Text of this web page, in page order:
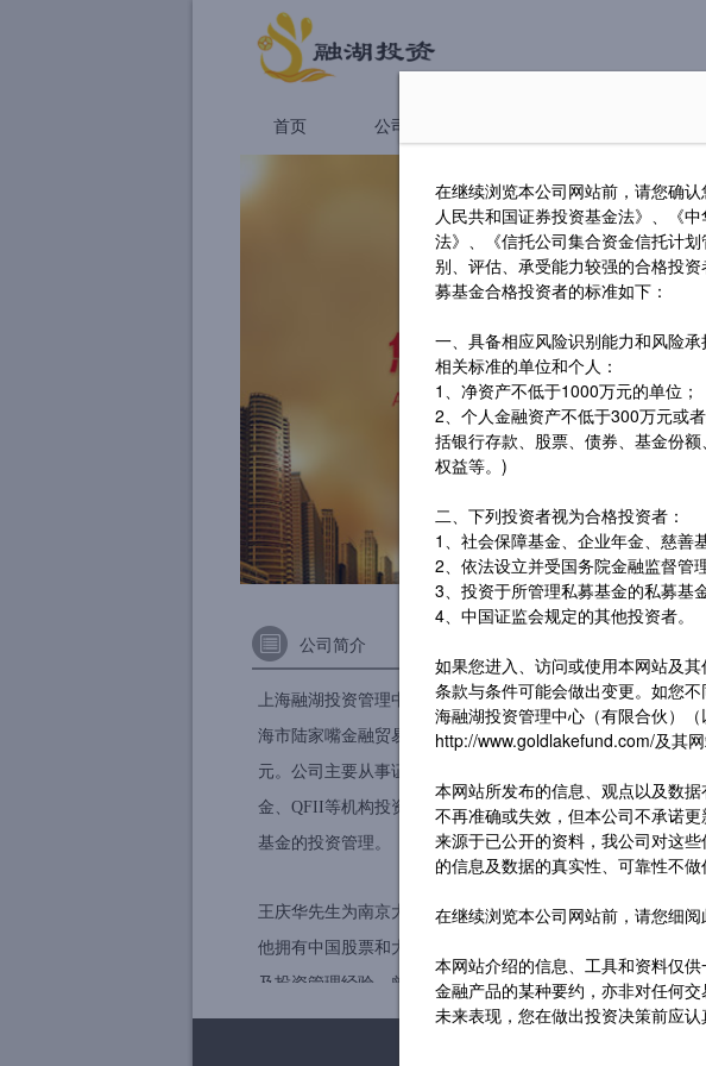
在继续浏览本公司网站前，请您确
人民共和国证券投资基金法》、《
法》、《信托公司集合资金信托计
别、评估、承受能力较强的合格投
募基金合格投资者的标准如下：
一、具备相应风险识别能力和风险
相关标准的单位和个人：
1、净资产不低于1000万元的单位；
2、个人金融资产不低于300万元或
括银行存款、股票、债券、基金份
权益等。)
二、下列投资者视为合格投资者：
1、社会保障基金、企业年金、慈善
2、依法设立并受国务院金融监督管
3、投资于所管理私募基金的私募基
4、中国证监会规定的其他投资者。
如果您进入、访问或使用本网站及
条款与条件可能会做出变更。如您
海融湖投资管理中心（有限合伙）
http://www.goldlakefund.com/及其
本网站所发布的信息、观点以及数
不再准确或失效，但本公司不承诺
来源于已公开的资料，我公司对这
的信息及数据的真实性、可靠性不做
在继续浏览本公司网站前，请您细
本网站介绍的信息、工具和资料仅
金融产品的某种要约，亦非对任何
未来表现，您在做出投资决策前应
首页 公司简介
公司简介
上海融湖投资管理中心（有限合伙），位于上
海市陆家嘴金融贸易区，注册资本1,000万
元。公司主要从事证券投资信托计划、校园基
金、QFII等机构投资者和契约式私募证券投资
基金的投资管理。
王庆华先生为南京大学工科学士经济学博士，
他拥有中国股票和大中华股票市场20多年研究
及投资管理经验。曾参与海外大中华对冲基金
的研究及投资管理，在创设融湖投资之前担任
融湖精
融湖成
融湖成
融湖成